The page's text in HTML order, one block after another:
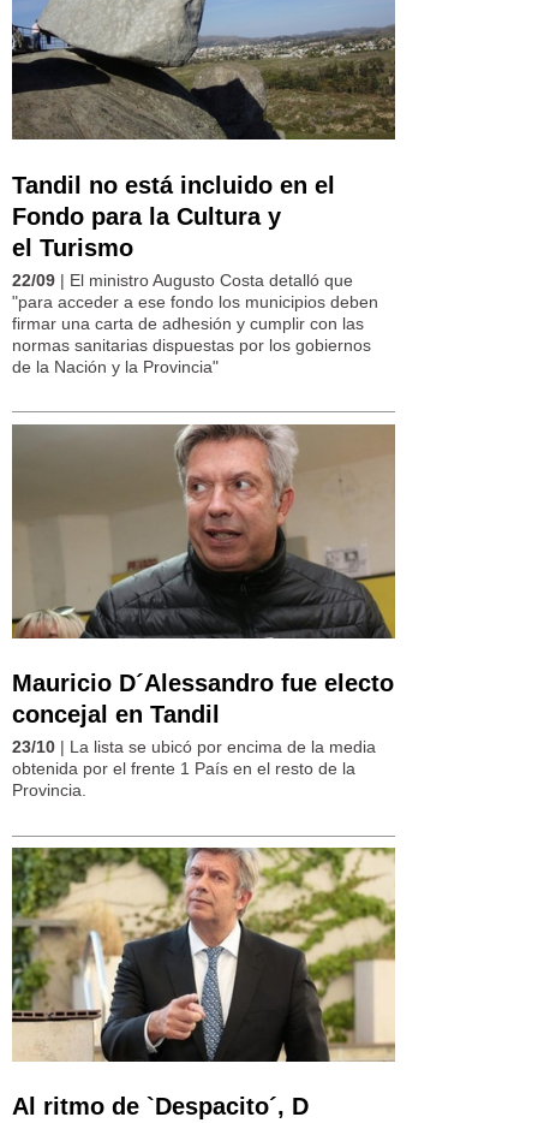
Tandil no está incluido en el
Fondo para la Cultura y
el Turismo
22/09 | El ministro Augusto Costa detalló que
"para acceder a ese fondo los municipios deben
firmar una carta de adhesión y cumplir con las
normas sanitarias dispuestas por los gobiernos
de la Nación y la Provincia"
Mauricio D´Alessandro fue electo
concejal en Tandil
23/10 | La lista se ubicó por encima de la media
obtenida por el frente 1 País en el resto de la
Provincia.
Al ritmo de `Despacito´, D